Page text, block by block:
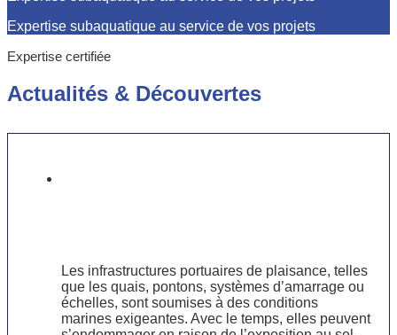
Expertise subaquatique au service de vos projets
Expertise certifiée
Actualités & Découvertes
Les infrastructures portuaires de plaisance, telles
que les quais, pontons, systèmes d’amarrage ou
échelles, sont soumises à des conditions
marines exigeantes. Avec le temps, elles peuvent